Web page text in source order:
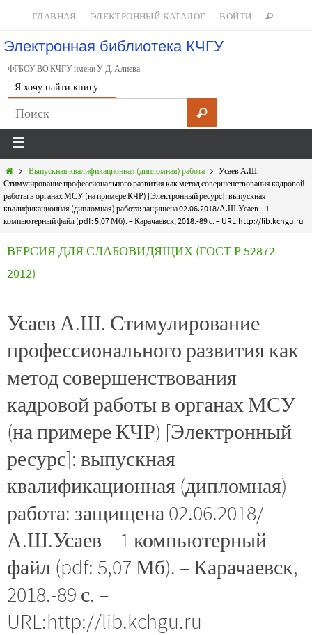
ГЛАВНАЯ ЭЛЕКТРОННЫЙ КАТАЛОГ ВОЙТИ
Электронная библиотека КЧГУ
ФГБОУ ВО КЧГУ имени У.Д. Алиева
Я хочу найти книгу …
Выпускная квалификационная (дипломная) работа
Усаев А.Ш.
Стимулирование профессионального развития как метод совершенствования кадровой
работы в органах МСУ (на примере КЧР) [Электронный ресурс]: выпускная
квалификационная (дипломная) работа: защищена 02.06.2018/А.Ш.Усаев – 1
компьютерный файл (pdf: 5,07 Мб). – Карачаевск, 2018.-89 с. – URL:http://lib.kchgu.ru
ВЕРСИЯ ДЛЯ СЛАБОВИДЯЩИХ (ГОСТ Р 52872-
2012)
Усаев А.Ш. Стимулирование
профессионального развития как
метод совершенствования
кадровой работы в органах МСУ
(на примере КЧР) [Электронный
ресурс]: выпускная
квалификационная (дипломная)
работа: защищена 02.06.2018/
А.Ш.Усаев – 1 компьютерный
файл (pdf: 5,07 Мб). – Карачаевск,
2018.-89 с. –
URL:http://lib.kchgu.ru